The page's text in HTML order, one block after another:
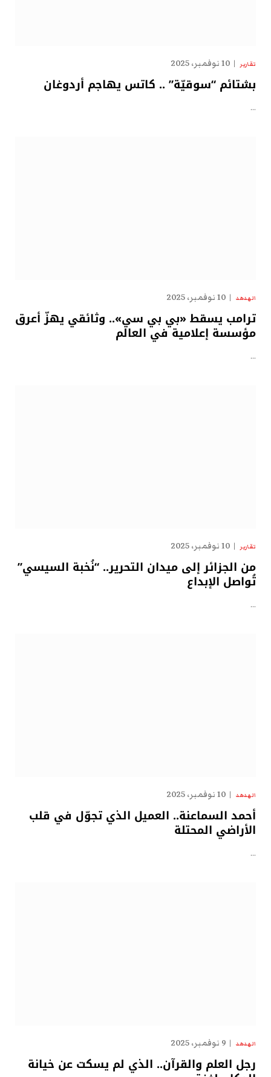
تقارير 10 نوفمبر، 2025
بشتائم “سوقيّة” .. كاتس يهاجم أردوغان
…
الهدهد 10 نوفمبر، 2025
ترامب يسقط «بي بي سي».. وثائقي يهزّ أعرق
مؤسسة إعلامية في العالم
…
تقارير 10 نوفمبر، 2025
من الجزائر إلى ميدان التحرير.. “نُخبة السيسي”
تُواصل الإبداع
…
الهدهد 10 نوفمبر، 2025
أحمد السماعنة.. العميل الذي تجوّل في قلب
الأراضي المحتلة
…
الهدهد 9 نوفمبر، 2025
رجل العلم والقرآن.. الذي لم يسكت عن خيانة